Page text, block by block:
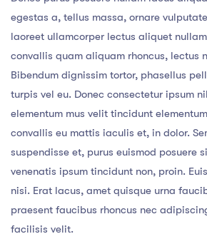
egestas a, tellus massa, ornare
laoreet ullamcorper lectus aliquet
convallis quam aliquam rhoncus, lectus
Bibendum dignissim tortor, phasellus
turpis vel eu. Donec consectetur ipsum
elementum mus velit tincidunt
convallis eu mattis iaculis et, in dolor.
suspendisse et, purus euismod posuere
venenatis ipsum tincidunt non, proin.
nisi. Erat lacus, amet quisque urna
praesent faucibus rhoncus nec
facilisis velit.